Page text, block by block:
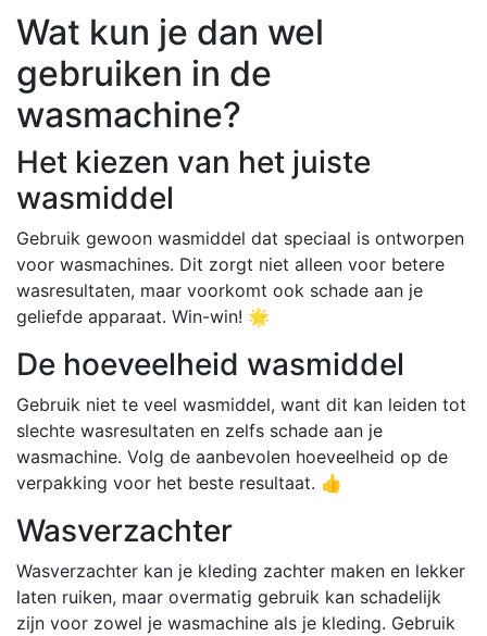
Wat kun je dan wel
gebruiken in de
wasmachine?
Het kiezen van het juiste
wasmiddel
Gebruik gewoon wasmiddel dat speciaal is ontworpen
voor wasmachines. Dit zorgt niet alleen voor betere
wasresultaten, maar voorkomt ook schade aan je
geliefde apparaat. Win-win! 🌟
De hoeveelheid wasmiddel
Gebruik niet te veel wasmiddel, want dit kan leiden tot
slechte wasresultaten en zelfs schade aan je
wasmachine. Volg de aanbevolen hoeveelheid op de
verpakking voor het beste resultaat. 👍
Wasverzachter
Wasverzachter kan je kleding zachter maken en lekker
laten ruiken, maar overmatig gebruik kan schadelijk
zijn voor zowel je wasmachine als je kleding. Gebruik